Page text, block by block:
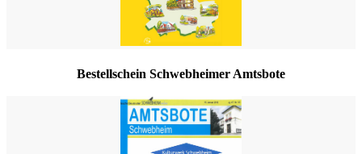
Bestellschein Schwebheimer Amtsbote